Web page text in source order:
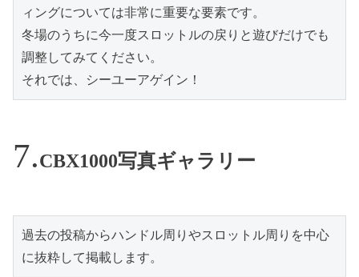
ィングについては非常に重要な要素です。
冬場のうちに今一度スロットルの戻りと遊びだけでも
調整してみてください。
それでは、シーユーアゲイン！
CBX1000写真ギャラリー
過去の投稿からハンドル周りやスロットル周りを中心
に抜粋して掲載します。